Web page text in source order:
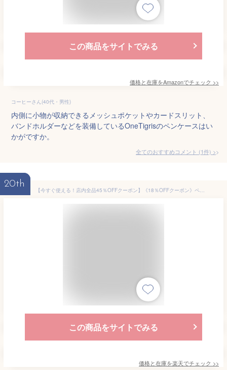
この商品をサイトでみる
価格と在庫をAmazonでチェック >>
コーヒーさん(40代・男性)
内側に小物が収納できるメッシュポケットやカードスリット、
バンドホルダーなどを装備しているOneTigrisのペンケースはい
かがですか。
全てのおすすめコメント (1件) >
20th
【今すぐ使える！店内全品45％OFFクーポン】《18％OFFクーポン》ペンケース 大容量 マチつき 筆箱 多機能 ツールペンケース ポーチ 中小学生 高校生 大学生 男の子 女の子 子供 サラリーマン ビジネス 社会人用 帆布 マチ付き ペンケース
この商品をサイトでみる
価格と在庫を楽天でチェック >>